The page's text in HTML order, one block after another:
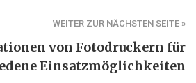
WEITER ZUR NÄCHSTEN SEITE »
von Fotodruckern für
Einsatzmöglichkeiten